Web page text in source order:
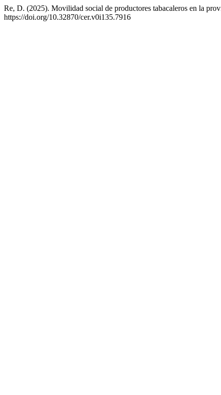
Re, D. (2025). Movilidad social de productores tabacaleros en la
https://doi.org/10.32870/cer.v0i135.7916